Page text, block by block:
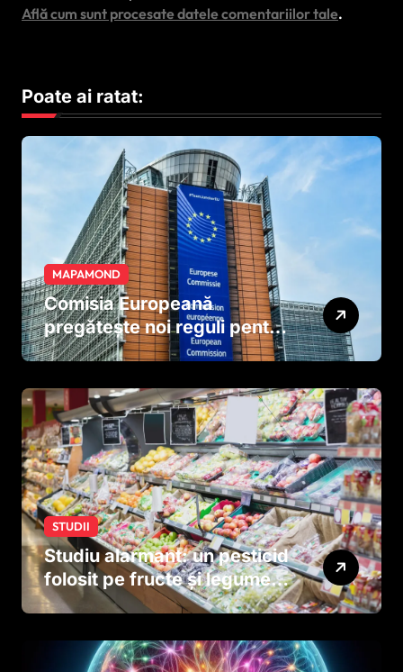
Află cum sunt procesate datele comentariilor tale.
Poate ai ratat:
MAPAMOND
Comisia Europeană
pregătește noi reguli pentru
tutun și țigările electronice
STUDII
Studiu alarmant: un pesticid
folosit pe fructe și legume
ar putea afecta dezvoltarea
dinainte de naștere